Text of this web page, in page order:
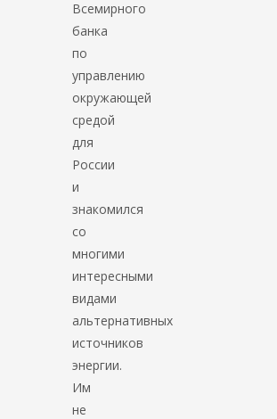
Всемирного
банка
по
управлению
окружающей
средой
для
России
и
знакомился
со
многими
интересными
видами
альтернативных
источников
энергии.
Им
не